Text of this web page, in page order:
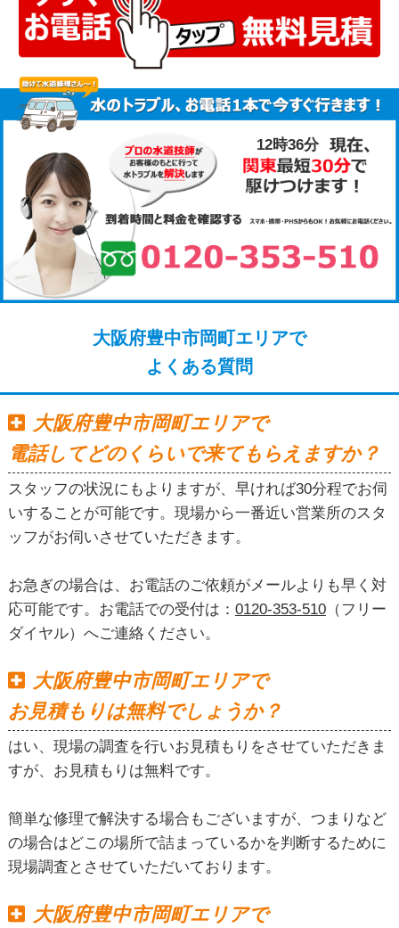
12時36分
大阪府豊中市岡町エリアで
よくある質問
大阪府豊中市岡町エリアで
電話してどのくらいで来てもらえますか？
スタッフの状況にもよりますが、早ければ30分程でお伺
いすることが可能です。現場から一番近い営業所のスタ
ッフがお伺いさせていただきます。
お急ぎの場合は、お電話のご依頼がメールよりも早く対
応可能です。お電話での受付は： 0120-353-510（フリー
ダイヤル）へご連絡ください。
大阪府豊中市岡町エリアで
お見積もりは無料でしょうか？
はい、現場の調査を行いお見積もりをさせていただきま
すが、お見積もりは無料です。
簡単な修理で解決する場合もございますが、つまりなど
の場合はどこの場所で詰まっているかを判断するために
現場調査とさせていただいております。
大阪府豊中市岡町エリアで